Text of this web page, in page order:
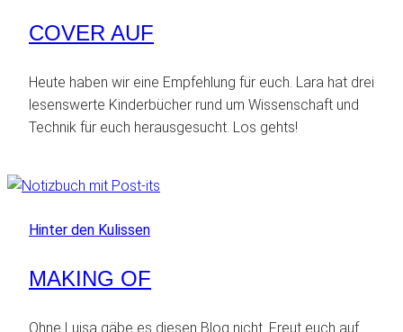
COVER AUF
Heute haben wir eine Empfehlung für euch. Lara hat drei
lesenswerte Kinderbücher rund um Wissenschaft und
Technik für euch herausgesucht. Los gehts!
Hinter den Kulissen
MAKING OF
Ohne Luisa gäbe es diesen Blog nicht. Freut euch auf